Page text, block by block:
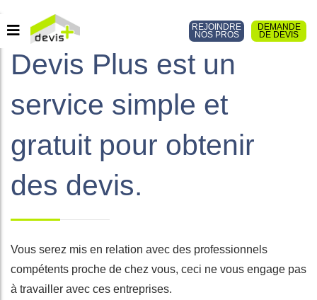
DEMANDE
DE DEVIS
REJOINDRE
NOS PROS
Devis Plus est un
service simple et
gratuit pour obtenir
des devis.
Vous serez mis en relation avec des professionnels
compétents proche de chez vous, ceci ne vous engage pas
à travailler avec ces entreprises.